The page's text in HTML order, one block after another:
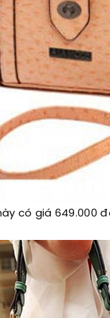
có giá 649.000